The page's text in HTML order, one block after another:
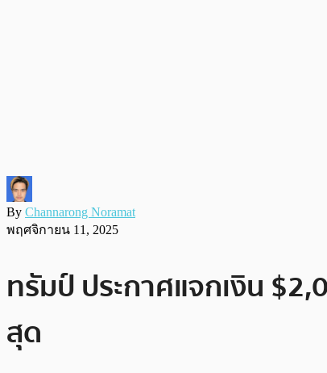
By Channarong Noramat
พฤศจิกายน 11, 2025
ทรัมป์ ประกาศแจกเงิน
สุด